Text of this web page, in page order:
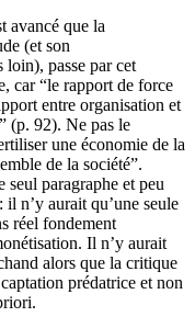
avancé que la
(et son
loin), passe par cet
car “le rapport de force
entre organisation et
(p. 92). Ne pas le
une économie de la
de la société”.
seul paragraphe et peu
n’y aurait qu’une seule
réel fondement
Il n’y aurait
alors que la critique
prédatrice et non